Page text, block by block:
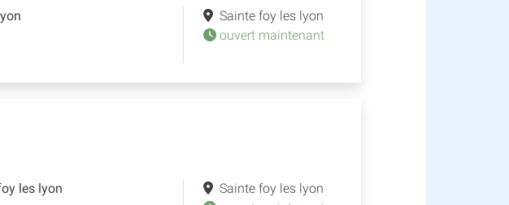
Sainte foy les lyon
ouvert maintenant
les lyon
Sainte foy les lyon